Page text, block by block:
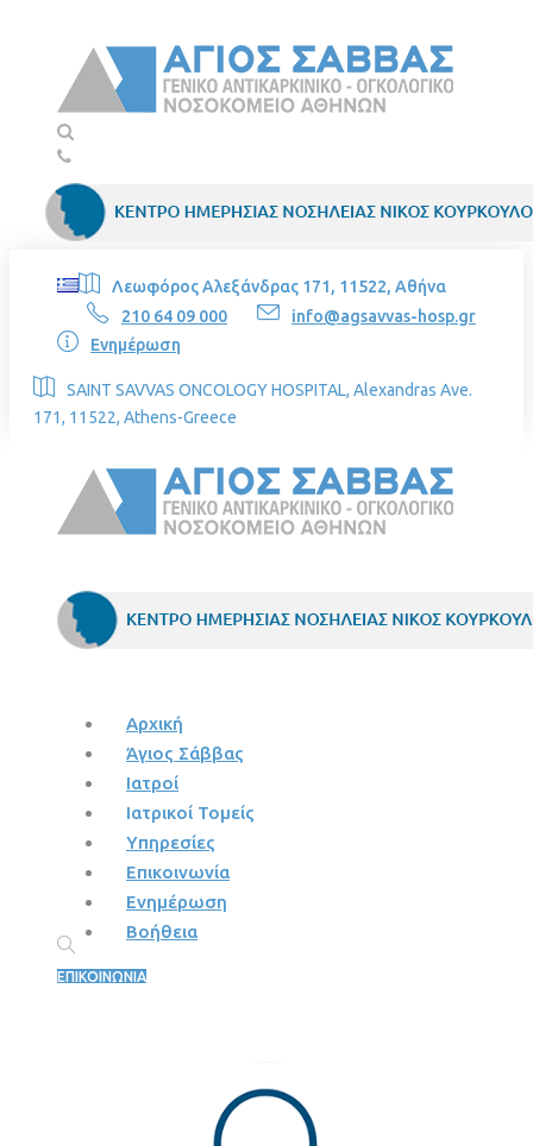
Λεωφόρος Αλεξάνδρας 171, 11522, Αθήνα
210 64 09 000
info@agsavvas-hosp.gr
Ενημέρωση
SAINT SAVVAS ONCOLOGY HOSPITAL, Alexandras Ave.
171, 11522, Athens-Greece
Αρχική
Άγιος Σάββας
Ιατροί
Ιατρικοί Τομείς
Υπηρεσίες
Επικοινωνία
Ενημέρωση
Βοήθεια
ΕΠΙΚΟΙΝΩΝΙΑ